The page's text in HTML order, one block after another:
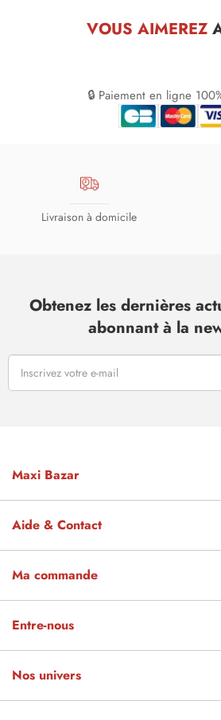
VOUS AIMEREZ
🔒 Paiement en ligne
Livraison à domicile
Obtenez les dernières
abonnant à la
Maxi Bazar
Aide & Contact
Ma commande
Entre-nous
Nos univers